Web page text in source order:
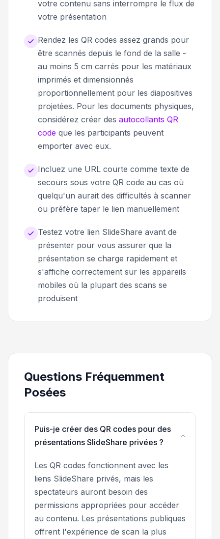
votre contenu sans interrompre le flux de
votre présentation
Rendez les QR codes assez grands pour
être scannés depuis le fond de la salle -
au moins 5 cm carrés pour les matériaux
imprimés et dimensionnés
proportionnellement pour les diapositives
projetées. Pour les documents physiques,
considérez créer des autocollants QR
code que les participants peuvent
emporter avec eux.
Incluez une URL courte comme texte de
secours sous votre QR code au cas où
quelqu'un aurait des difficultés à scanner
ou préfère taper le lien manuellement
Testez votre lien SlideShare avant de
présenter pour vous assurer que la
présentation se charge rapidement et
s'affiche correctement sur les appareils
mobiles où la plupart des scans se
produisent
Questions Fréquemment
Posées
Puis-je créer des QR codes pour des
présentations SlideShare privées ?
Les QR codes fonctionnent avec les
liens SlideShare privés, mais les
spectateurs auront besoin des
permissions appropriées pour accéder
au contenu. Les présentations publiques
offrent l'expérience de scan la plus